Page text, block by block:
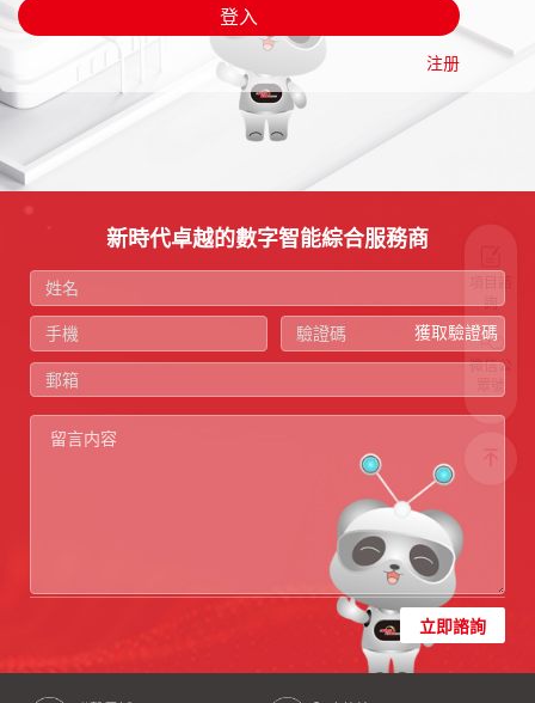
登入
注册
詢
微信公
新時代卓越的數字智能綜合服務商
獲取驗證碼
立即諮詢